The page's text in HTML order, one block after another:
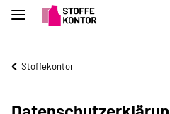
Stoffekontor